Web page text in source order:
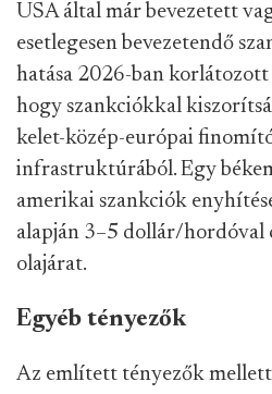
USA által már bevezetett
esetlegesen bevezetendő
hatása 2026-ban korlátozott
hogy szankciókkal
kelet-közép-európai
infrastruktúrából. Egy
amerikai szankciók
alapján 3–5 dollár/hordóval
olajárat.
Egyéb tényezők
Az említett tényezők mellett